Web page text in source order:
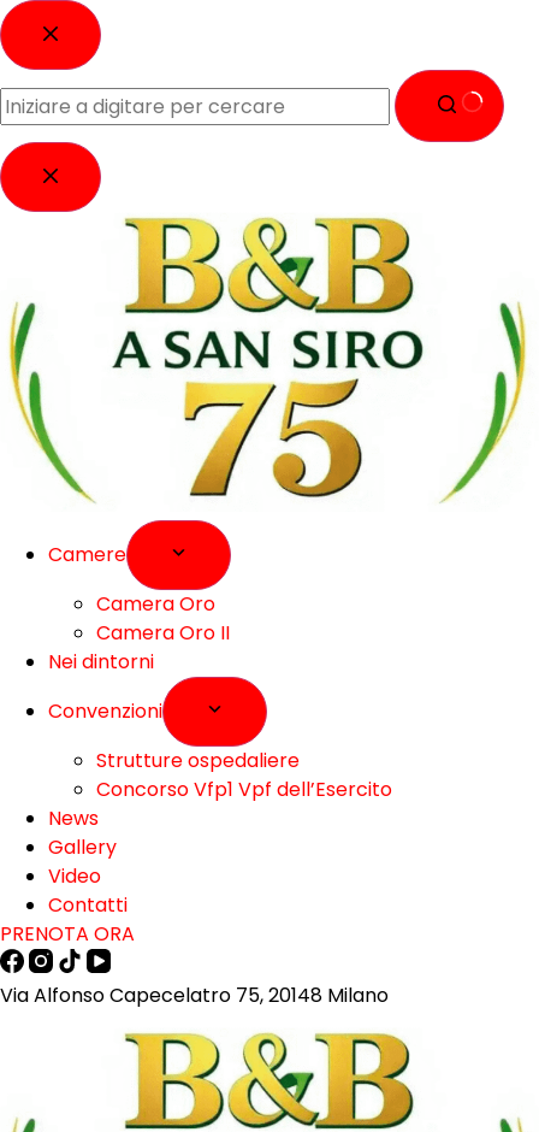
Camere
Camera Oro
Camera Oro II
Nei dintorni
Convenzioni
Strutture ospedaliere
Concorso Vfp1 Vpf dell’Esercito
News
Gallery
Video
Contatti
PRENOTA ORA
Via Alfonso Capecelatro 75, 20148 Milano